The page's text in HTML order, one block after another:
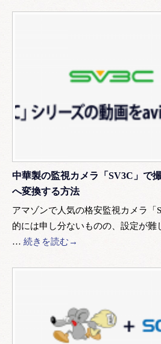
中華製の監視カメラ「SV3C」で
へ変換する方法
アマゾンで人気の格安監視カメラ「
的には申し分ないものの、設定が難
… 続きを読む→